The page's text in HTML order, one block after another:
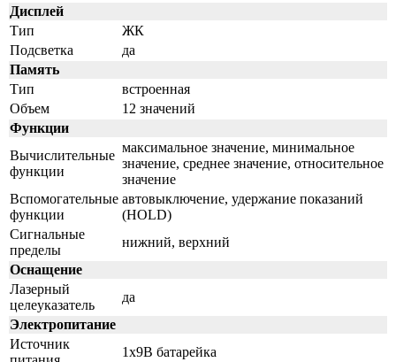
Дисплей
Тип
ЖК
Подсветка
да
Память
Тип
встроенная
Объем
12 значений
Функции
Вычислительные
функции
максимальное значение, минимальное
значение, среднее значение, относительное
значение
Вспомогательные
функции
автовыключение, удержание показаний
(HOLD)
Сигнальные
пределы
нижний, верхний
Оснащение
Лазерный
целеуказатель
да
Электропитание
Источник
1x9В батарейка